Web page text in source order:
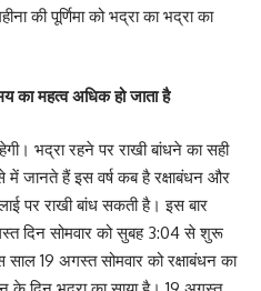
की पूर्णिमा को भद्रा का भद्रा का
का महत्व अधिक हो जाता है
भद्रा रहने पर राखी बांधने का सही
जानते हैं इस वर्ष कब है रक्षाबंधन और
पर राखी बांध सकती है। इस बार
दिन सोमवार को सुबह 3:04 से शुरू
19 अगस्त सोमवार को रक्षाबंधन का